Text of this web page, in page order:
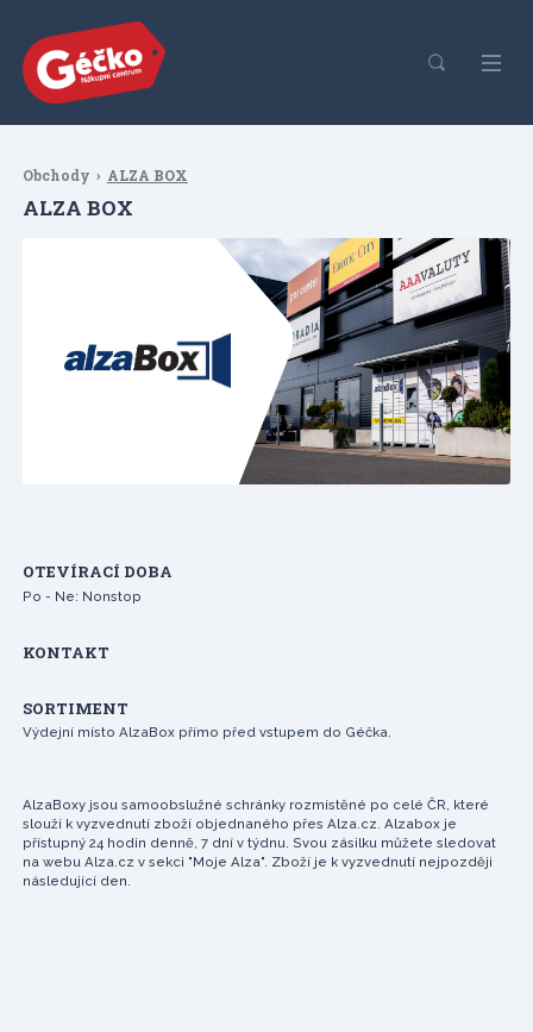
Obchody ALZA BOX
ALZA BOX
OTEVÍRACÍ DOBA
Po - Ne: Nonstop
KONTAKT
SORTIMENT
Výdejní místo AlzaBox přímo před vstupem do Géčka.
AlzaBoxy jsou samoobslužné schránky rozmístěné po celé ČR, které
slouží k vyzvednutí zboží objednaného přes Alza.cz. Alzabox je
přístupný 24 hodin denně, 7 dní v týdnu. Svou zásilku můžete sledovat
na webu Alza.cz v sekci "Moje Alza". Zboží je k vyzvednutí nejpozději
následující den.